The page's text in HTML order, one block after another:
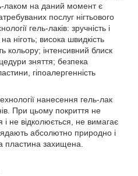
лаком на даний момент є
послуг нігтьового
гель-лаків: зручність і
ніготь; висока швидкість
кольору; інтенсивний блиск
зняття; безпека
гіпоалергенність
нанесення гель-лак
При цьому покриття не
і не відколюється, не вимагає
абсолютно природно і
пластина захищена.